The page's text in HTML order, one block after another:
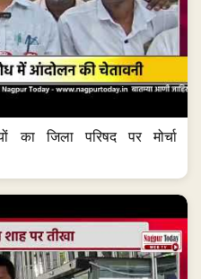
का जिला परिषद पर मोर्चा